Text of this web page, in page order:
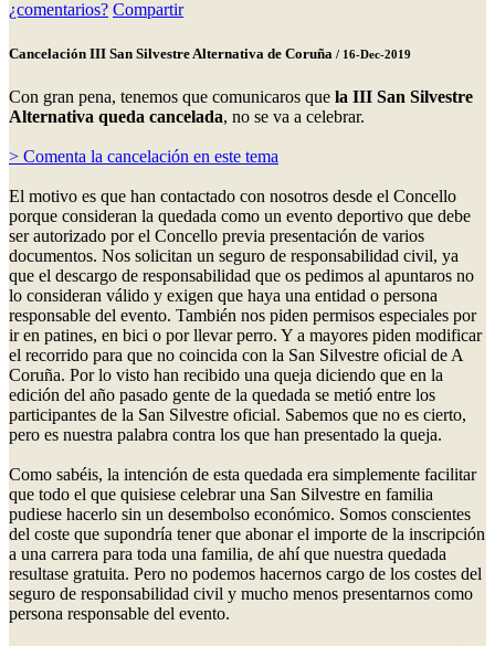
¿comentarios? Compartir
Cancelación III San Silvestre Alternativa de Coruña / 16-Dec-2019
Con gran pena, tenemos que comunicaros que la III San Silvestre
Alternativa queda cancelada, no se va a celebrar.
> Comenta la cancelación en este tema
El motivo es que han contactado con nosotros desde el Concello
porque consideran la quedada como un evento deportivo que debe
ser autorizado por el Concello previa presentación de varios
documentos. Nos solicitan un seguro de responsabilidad civil, ya
que el descargo de responsabilidad que os pedimos al apuntaros no
lo consideran válido y exigen que haya una entidad o persona
responsable del evento. También nos piden permisos especiales por
ir en patines, en bici o por llevar perro. Y a mayores piden modificar
el recorrido para que no coincida con la San Silvestre oficial de A
Coruña. Por lo visto han recibido una queja diciendo que en la
edición del año pasado gente de la quedada se metió entre los
participantes de la San Silvestre oficial. Sabemos que no es cierto,
pero es nuestra palabra contra los que han presentado la queja.
Como sabéis, la intención de esta quedada era simplemente facilitar
que todo el que quisiese celebrar una San Silvestre en familia
pudiese hacerlo sin un desembolso económico. Somos conscientes
del coste que supondría tener que abonar el importe de la inscripción
a una carrera para toda una familia, de ahí que nuestra quedada
resultase gratuita. Pero no podemos hacernos cargo de los costes del
seguro de responsabilidad civil y mucho menos presentarnos como
persona responsable del evento.